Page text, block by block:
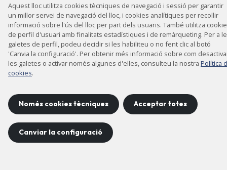
©2026CELLS Projecte desenvolupat per
Aquest lloc utilitza cookies tècniques de navegació i sessió per garantir
un millor servei de navegació del lloc, i cookies analítiques per recollir
informació sobre l'ús del lloc per part dels usuaris. També utilitza
de perfil d'usuari amb finalitats estadístiques i de remàrqueting. Per a
galetes de perfil, podeu decidir si les habiliteu o no fent clic al botó
'Canvia la configuració'. Per obtenir més informació sobre com
les galetes o activar només algunes d'elles, consulteu la nostra Política
cookies.
Només cookies tècniques Acceptar totes
Canviar la configuració